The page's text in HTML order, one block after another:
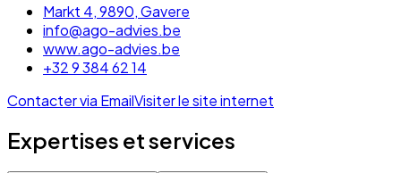
Markt 4, 9890, Gavere
info@ago-advies.be
www.ago-advies.be
+32 9 384 62 14
Contacter via EmailVisiter le site internet
Expertises et services